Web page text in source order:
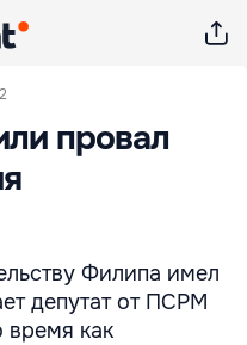
провал
Филипа имел
депутат от ПСРМ
время как